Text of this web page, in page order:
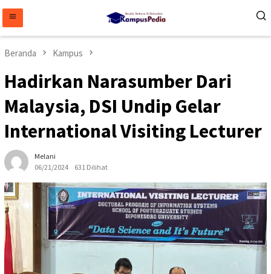
konten
Beranda Kampus
Hadirkan Narasumber Dari
Malaysia, DSI Undip Gelar
International Visiting Lecturer
Melani
06/21/2024
631 Dilihat